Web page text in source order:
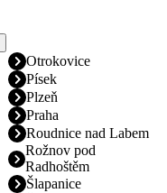
Otrokovice
Písek
Plzeň
Praha
Roudnice nad Labem
Rožnov pod
Radhoštěm
Šlapanice